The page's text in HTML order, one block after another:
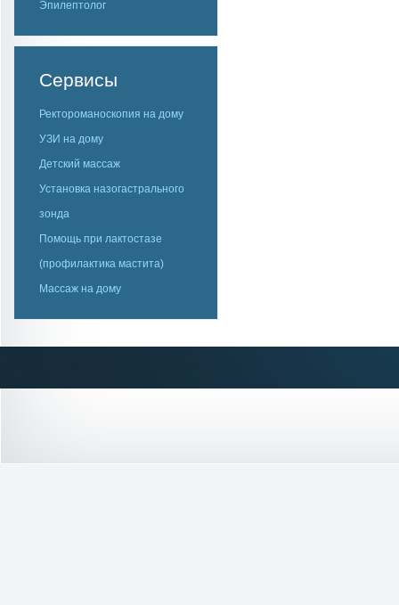
Эпилептолог
Сервисы
Ректороманоскопия на дому
УЗИ на дому
Детский массаж
Установка назогастрального
зонда
Помощь при лактостазе
(профилактика мастита)
Массаж на дому